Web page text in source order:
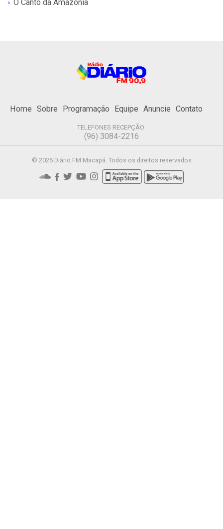
O Canto da Amazônia
Home Sobre Programação Equipe Anuncie Contato
TELEFONES RECEPÇÃO:
(96) 3084-2216
© 2026 Diário FM Macapá. Todos os direitos reservados